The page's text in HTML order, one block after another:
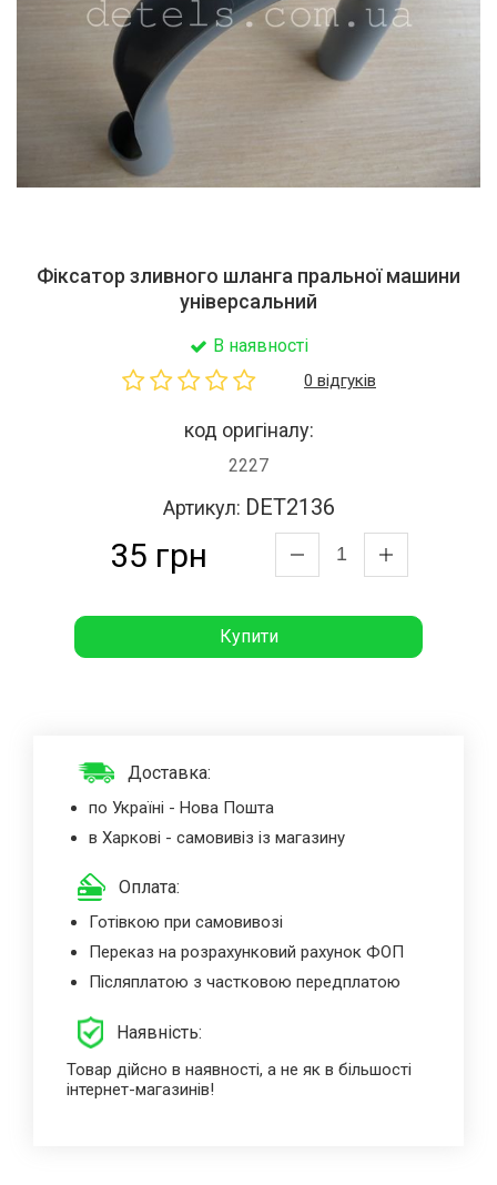
Фіксатор зливного шланга пральної машини
універсальний
В наявності
0 відгуків
код оригіналу:
2227
Артикул: DET2136
35 грн
Купити
Доставка:
по Україні - Нова Пошта
в Харкові - самовивіз із магазину
Оплата:
Готівкою при самовивозі
Переказ на розрахунковий рахунок ФОП
Післяплатою з частковою передплатою
Наявність:
Товар дійсно в наявності, а не як в більшості
інтернет-магазинів!